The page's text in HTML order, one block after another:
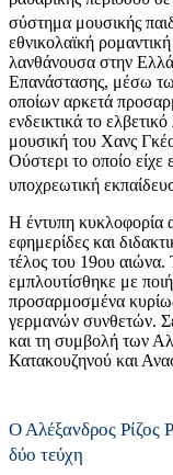
σύστημα μουσικής
εθνικολαϊκή
λανθάνουσα στην
Επανάστασης, μέσω
οποίων αρκετά
ενδεικτικά το
μουσική του Χανς
Ούστερι το οποίο
υποχρεωτική
Η έντυπη κυκλοφορία
εφημερίδες και
τέλος του 19ου αιώνα.
εμπλουτίσθηκε με
προσαρμοσμένα
γερμανών συνθετών.
και τη συμβολή των
Κατακουζηνού και
Ο Αλέξανδρος Ρίζος
δύο τεύχη